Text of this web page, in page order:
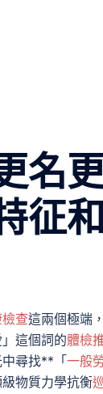
名
征
查這兩個極端
這個詞的體檢
中尋找**「一般
物質力學抗衡